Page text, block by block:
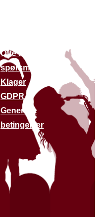
Ofte stilte
spørsmål
Klager
GDPR
Generelle
betingelser